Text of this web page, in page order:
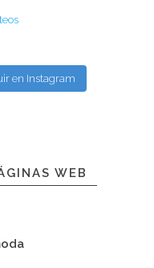
en Instagram
WEB